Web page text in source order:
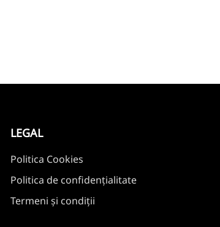
LEGAL
Politica Cookies
Politica de confidențialitate
Termeni și condiții